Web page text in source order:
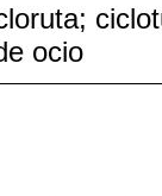
ocio